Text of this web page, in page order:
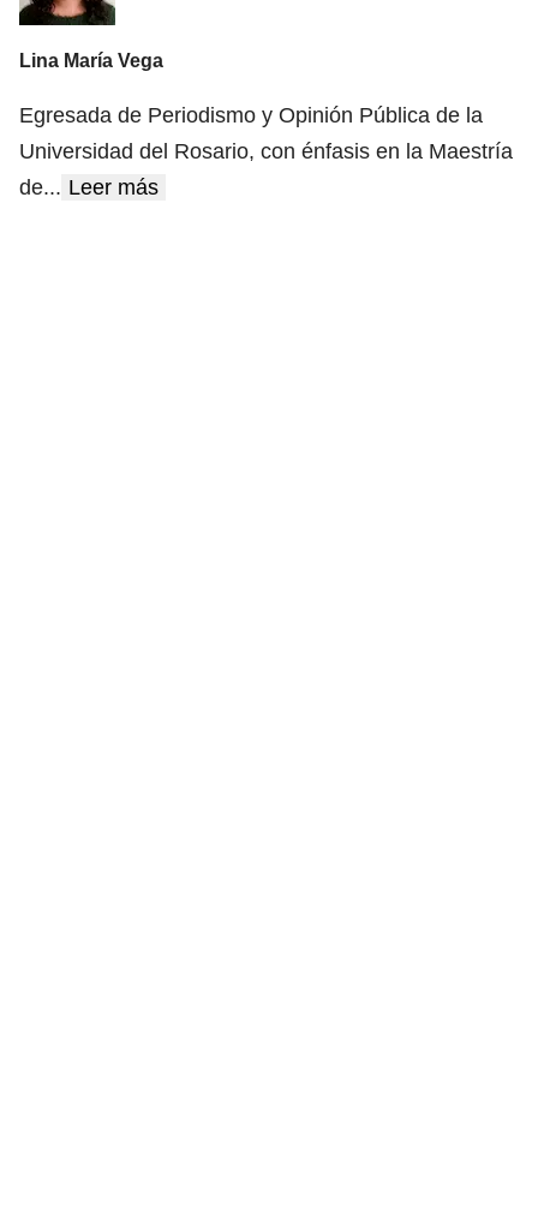
Lina María Vega
Egresada de Periodismo y Opinión Pública de la
Universidad del Rosario, con énfasis en la Maestría
de... Leer más